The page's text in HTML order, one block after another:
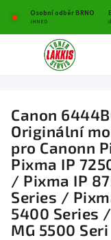
Osobní odběr BRNO
IHNED
Canon
Originální
pro Canonn
Pixma IP
/ Pixma IP
Series /
5400 Series
MG 5500 Seri